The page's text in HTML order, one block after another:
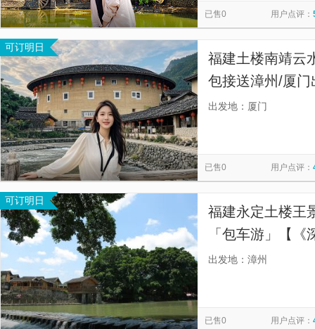
已售0 用户点评：
可订明日
福建土楼南靖云
包接送漳州/厦门
可选赠土楼之光
出发地：厦门
已售0 用户点评：
可订明日
福建永定土楼王
「包车游」【
楼全景拍照看土
出发地：漳州
已售0 用户点评：